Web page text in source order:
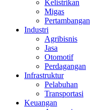
Kelistrikan
Migas
Pertambangan
Industri
Agribisnis
Jasa
Otomotif
Perdagangan
Infrastruktur
Pelabuhan
Transportasi
Keuangan